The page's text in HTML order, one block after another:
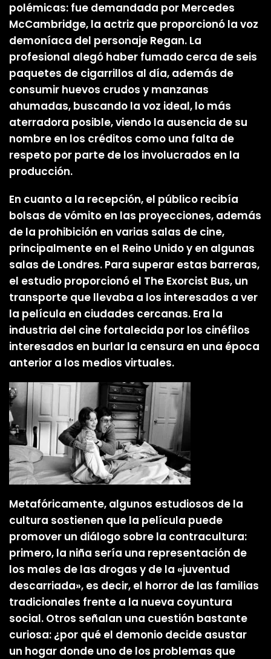
polémicas: fue demandada por Mercedes
McCambridge, la actriz que proporcionó la voz
demoníaca del personaje Regan. La
profesional alegó haber fumado cerca de seis
paquetes de cigarrillos al día, además de
consumir huevos crudos y manzanas
ahumadas, buscando la voz ideal, lo más
aterradora posible, viendo la ausencia de su
nombre en los créditos como una falta de
respeto por parte de los involucrados en la
producción.
En cuanto a la recepción, el público recibía
bolsas de vómito en las proyecciones, además
de la prohibición en varias salas de cine,
principalmente en el Reino Unido y en algunas
salas de Londres. Para superar estas barreras,
el estudio proporcionó el The Exorcist Bus, un
transporte que llevaba a los interesados a ver
la película en ciudades cercanas. Era la
industria del cine fortalecida por los cinéfilos
interesados en burlar la censura en una época
anterior a los medios virtuales.
Metafóricamente, algunos estudiosos de la
cultura sostienen que la película puede
promover un diálogo sobre la contracultura:
primero, la niña sería una representación de
los males de las drogas y de la «juventud
descarriada», es decir, el horror de las familias
tradicionales frente a la nueva coyuntura
social. Otros señalan una cuestión bastante
curiosa: ¿por qué el demonio decide asustar
un hogar donde uno de los problemas que